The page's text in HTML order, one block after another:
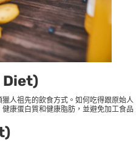
Diet)
人祖先的飲食方式。如何吃得跟原始人
康蛋白質和健康脂肪，並避免加工食品
)